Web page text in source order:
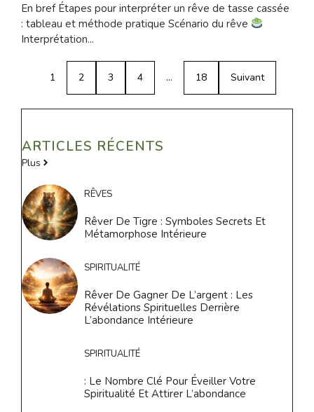
En bref Étapes pour interpréter un rêve de tasse cassée
: tableau et méthode pratique Scénario du rêve
Interprétation...
1 2 3 4 … 18 Suivant
ARTICLES RÉCENTS
Plus
RÊVES
Rêver De Tigre : Symboles Secrets Et
Métamorphose Intérieure
SPIRITUALITÉ
Rêver De Gagner De L’argent : Les
Révélations Spirituelles Derrière
L’abondance Intérieure
SPIRITUALITÉ
: Le Nombre Clé Pour Éveiller Votre
Spiritualité Et Attirer L’abondance